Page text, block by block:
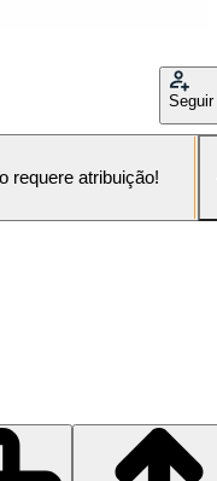
Seguir
requere atribuição!